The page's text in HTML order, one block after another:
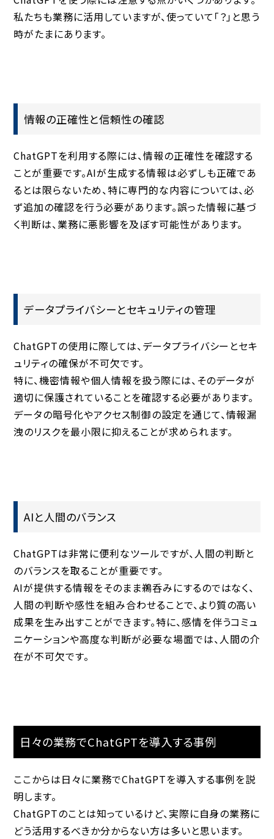
私たちも業務に活用していますが、使っていて「？」と思う
時がたまにあります。
情報の正確性と信頼性の確認
ChatGPTを利用する際には、情報の正確性を確認する
ことが重要です。AIが生成する情報は必ずしも正確であ
るとは限らないため、特に専門的な内容については、必
ず追加の確認を行う必要があります。誤った情報に基づ
く判断は、業務に悪影響を及ぼす可能性があります。
データプライバシーとセキュリティの管理
ChatGPTの使用に際しては、データプライバシーとセキ
ュリティの確保が不可欠です。
特に、機密情報や個人情報を扱う際には、そのデータが
適切に保護されていることを確認する必要があります。
データの暗号化やアクセス制御の設定を通じて、情報漏
洩のリスクを最小限に抑えることが求められます。
AIと人間のバランス
ChatGPTは非常に便利なツールですが、人間の判断と
のバランスを取ることが重要です。
AIが提供する情報をそのまま鵜呑みにするのではなく、
人間の判断や感性を組み合わせることで、より質の高い
成果を生み出すことができます。特に、感情を伴うコミュ
ニケーションや高度な判断が必要な場面では、人間の介
在が不可欠です。
日々の業務でChatGPTを導入する事例
ここからは日々に業務でChatGPTを導入する事例を説
明します。
ChatGPTのことは知っているけど、実際に自身の業務に
どう活用するべきか分からない方は多いと思います。